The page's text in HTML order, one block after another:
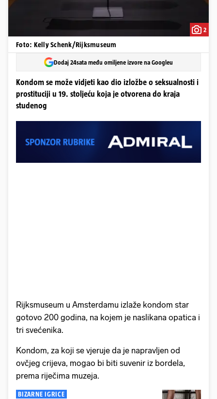
2
Foto: Kelly Schenk/Rijksmuseum
Dodaj 24sata među omiljene izvore na Googleu
Kondom se može vidjeti kao dio izložbe o seksualnosti i
prostituciji u 19. stoljeću koja je otvorena do kraja
studenog
Rijksmuseum u Amsterdamu izlaže kondom star
gotovo 200 godina, na kojem je naslikana opatica i
tri svećenika.
Kondom, za koji se vjeruje da je napravljen od
ovčjeg crijeva, mogao bi biti suvenir iz bordela,
prema riječima muzeja.
BIZARNE IGRICE